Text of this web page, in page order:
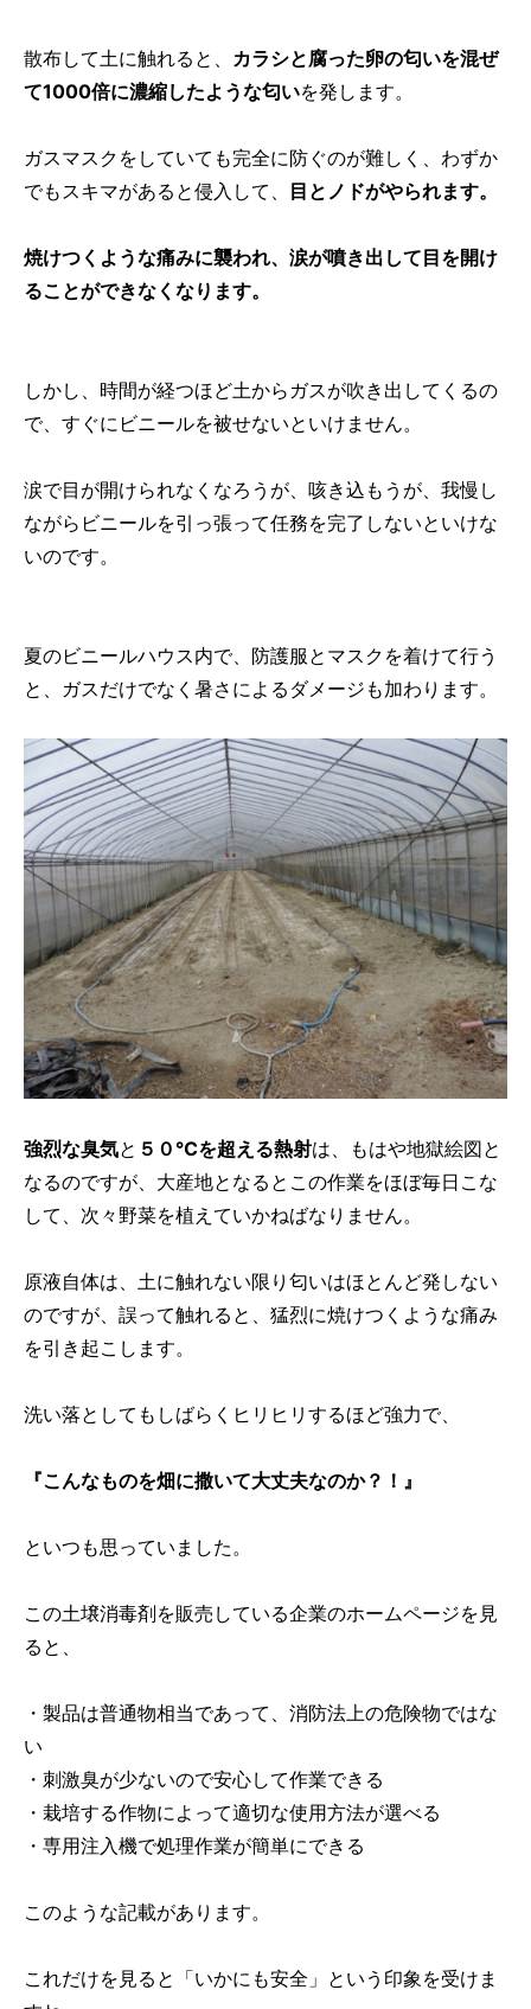
散布して土に触れると、 カラシと腐った卵の匂いを混ぜ
て1000倍に濃縮したような匂いを発します。
ガスマスクをしていても完全に防ぐのが難しく、わずか
でもスキマがあると侵入して、 目とノドがやられます。
焼けつくような痛みに襲われ、涙が噴き出して目を開け
ることができなくなります。
しかし、時間が経つほど土からガスが吹き出してくるの
で、すぐにビニールを被せないといけません。
涙で目が開けられなくなろうが、咳き込もうが、我慢し
ながらビニールを引っ張って任務を完了しないといけな
いのです。
夏のビニールハウス内で、防護服とマスクを着けて行う
と、ガスだけでなく暑さによるダメージも加わります。
強烈な臭気と ５０℃を超える熱射は、もはや地獄絵図と
なるのですが、大産地となるとこの作業をほぼ毎日こな
して、次々野菜を植えていかねばなりません。
原液自体は、土に触れない限り匂いはほとんど発しない
のですが、誤って触れると、猛烈に焼けつくような痛み
を引き起こします。
洗い落としてもしばらくヒリヒリするほど強力で、
『こんなものを畑に撒いて大丈夫なのか？！』
といつも思っていました。
この土壌消毒剤を販売している企業のホームページを見
ると、
・製品は普通物相当であって、消防法上の危険物ではな
い
・刺激臭が少ないので安心して作業できる
・栽培する作物によって適切な使用方法が選べる
・専用注入機で処理作業が簡単にできる
このような記載があります。
これだけを見ると「いかにも安全」という印象を受けま